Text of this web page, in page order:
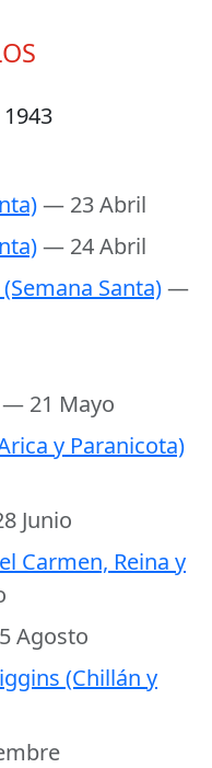
— 23 Abril
— 24 Abril
Santa)—
— 21 Mayo
y Paranicota)
Junio
Carmen, Reina y
Agosto
(Chillán y